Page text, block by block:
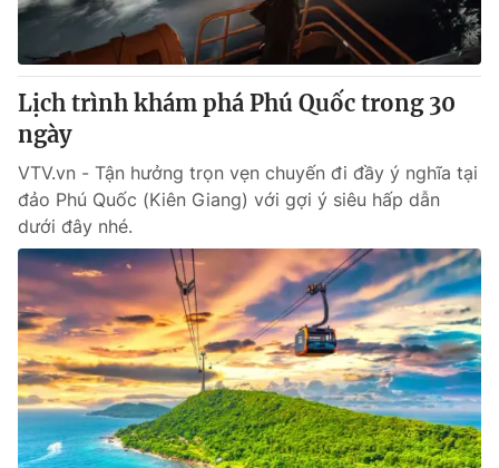
® Cấm sao chép dưới mọi hình thức nếu không có sự chấp
thuận bằng văn bản. Ghi rõ nguồn VTV.vn khi phát hành lại
thông tin từ website này.
Lịch trình khám phá Phú Quốc trong 30
ngày
VTV.vn - Tận hưởng trọn vẹn chuyến đi đầy ý nghĩa tại
đảo Phú Quốc (Kiên Giang) với gợi ý siêu hấp dẫn
dưới đây nhé.